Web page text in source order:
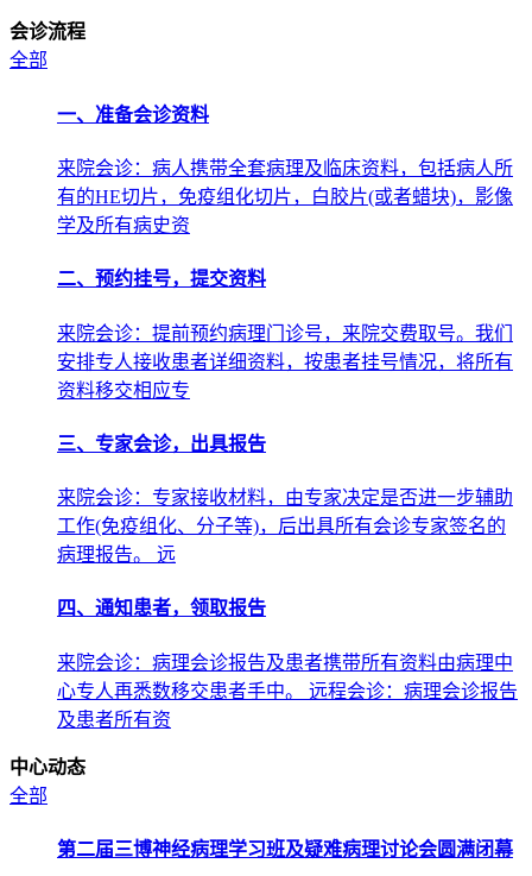
会诊流程
全部
一、准备会诊资料
来院会诊：病人携带全套病理及临床资料，包括病人所
有的HE切片，免疫组化切片，白胶片(或者蜡块)，影像
学及所有病史资
二、预约挂号，提交资料
来院会诊：提前预约病理门诊号，来院交费取号。我们
安排专人接收患者详细资料，按患者挂号情况，将所有
资料移交相应专
三、专家会诊，出具报告
来院会诊：专家接收材料，由专家决定是否进一步辅助
工作(免疫组化、分子等)，后出具所有会诊专家签名的
病理报告。 远
四、通知患者，领取报告
来院会诊：病理会诊报告及患者携带所有资料由病理中
心专人再悉数移交患者手中。 远程会诊：病理会诊报告
及患者所有资
中心动态
全部
第二届三博神经病理学习班及疑难病理讨论会圆满闭幕